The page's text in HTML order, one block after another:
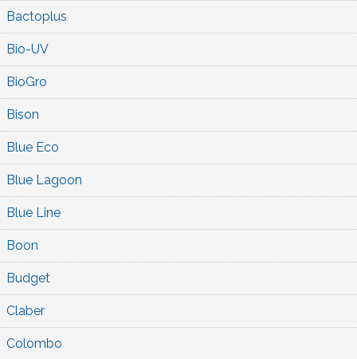
Bactoplus
Bio-UV
BioGro
Bison
Blue Eco
Blue Lagoon
Blue Line
Boon
Budget
Claber
Colombo